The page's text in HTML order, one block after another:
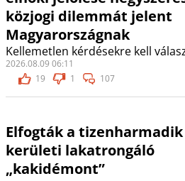
közjogi dilemmát jelent
Magyarországnak
Kellemetlen kérdésekre kell
2026.08.09 06:11
19
1 107
Elfogták a tizenharmadik
kerületi lakatrongáló
„kakidémont”